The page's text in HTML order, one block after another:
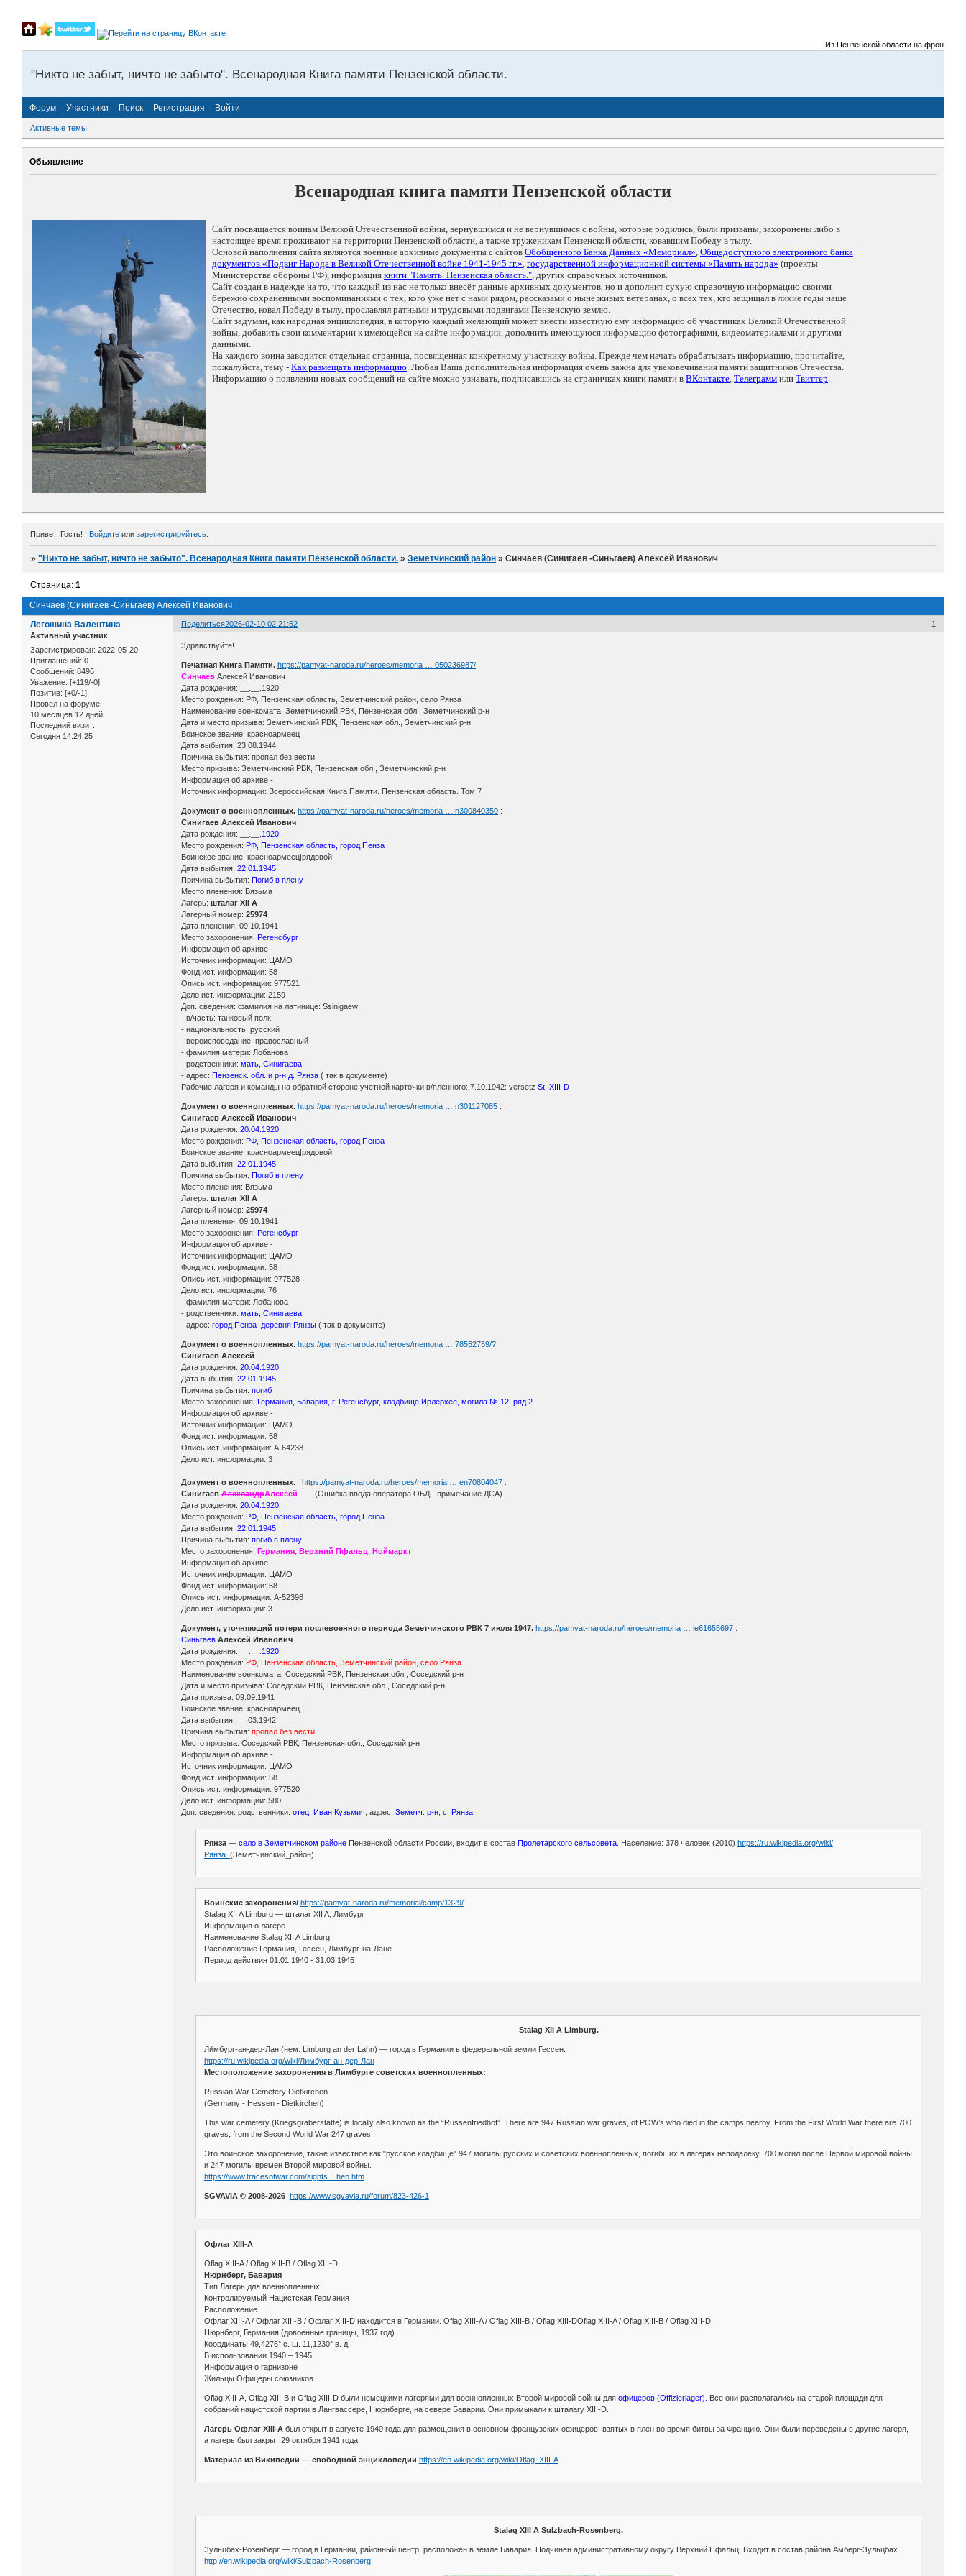
Из Пензенской области на фронты
"Никто не забыт, ничто не забыто". Всенародная Книга памяти Пензенской области.
Форум Участники Поиск Регистрация Войти
Активные темы
Объявление
Всенародная книга памяти Пензенской области
Сайт посвящается воинам Великой Отечественной войны, вернувшимся и не вернувшимся с войны, которые родились, были призваны, захоронены либо в
настоящее время проживают на территории Пензенской области, а также труженикам Пензенской области, ковавшим Победу в тылу.
Основой наполнения сайта являются военные архивные документы с сайтов Обобщенного Банка Данных «Мемориал», Общедоступного электронного банка
документов «Подвиг Народа в Великой Отечественной войне 1941-1945 гг.», государственной информационной системы «Память народа» (проекты
Министерства обороны РФ), информация книги "Память. Пензенская область.", других справочных источников.
Сайт создан в надежде на то, что каждый из нас не только внесёт данные архивных документов, но и дополнит сухую справочную информацию своими
бережно сохраненными воспоминаниями о тех, кого уже нет с нами рядом, рассказами о ныне живых ветеранах, о всех тех, кто защищал в лихие годы наше
Отечество, ковал Победу в тылу, прославлял ратными и трудовыми подвигами Пензенскую землю.
Сайт задуман, как народная энциклопедия, в которую каждый желающий может внести известную ему информацию об участниках Великой Отечественной
войны, добавить свои комментарии к имеющейся на сайте информации, дополнить имеющуюся информацию фотографиями, видеоматериалами и другими
данными.
На каждого воина заводится отдельная страница, посвященная конкретному участнику войны. Прежде чем начать обрабатывать информацию, прочитайте,
пожалуйста, тему - Как размещать информацию. Любая Ваша дополнительная информация очень важна для увековечивания памяти защитников Отечества.
Информацию о появлении новых сообщений на сайте можно узнавать, подписавшись на страничках книги памяти в ВКонтакте, Телеграмм или Твиттер.
Привет, Гость! Войдитеили зарегистрируйтесь.
»"Никто не забыт, ничто не забыто". Всенародная Книга памяти Пензенской области. »Земетчинский район »Синчаев (Синигаев -Синьгаев) Алексей Иванович
Синчаев (Синигаев -Синьгаев) Алексей Иванович
Страница:1
Поделиться 1
2026-02-10 02:21:52
Легошина Валентина
Активный участник
Зарегистрирован: 2022-05-20
Приглашений: 0
Сообщений: 8496
Уважение: [+119/-0]
Позитив: [+0/-1]
Провел на форуме:
10 месяцев 12 дней
Последний визит:
Сегодня 14:24:25
Здравствуйте!
Печатная Книга Памяти. https://pamyat-naroda.ru/heroes/memoria … 050236987/
Синчаев Алексей Иванович
Дата рождения: __.__.1920
Место рождения: РФ, Пензенская область, Земетчинский район, село Рянза
Наименование военкомата: Земетчинский РВК, Пензенская обл., Земетчинский р-н
Дата и место призыва: Земетчинский РВК, Пензенская обл., Земетчинский р-н
Воинское звание: красноармеец
Дата выбытия: 23.08.1944
Причина выбытия: пропал без вести
Место призыва: Земетчинский РВК, Пензенская обл., Земетчинский р-н
Информация об архиве -
Источник информации: Всероссийская Книга Памяти. Пензенская область. Том 7
Документ о военнопленных.https://pamyat-naroda.ru/heroes/memoria … n300840350 :
Синигаев Алексей Иванович
Дата рождения: __.__. 1920
Место рождения: РФ, Пензенская область, город Пенза
Воинское звание: красноармеец|рядовой
Дата выбытия: 22.01.1945
Причина выбытия:Погиб в плену
Место пленения: Вязьма
Лагерь:шталаг XII A
Лагерный номер:25974
Дата пленения: 09.10.1941
Место захоронения: Регенсбург
Информация об архиве -
Источник информации: ЦАМО
Фонд ист. информации: 58
Опись ист. информации: 977521
Дело ист. информации: 2159
Доп. сведения: фамилия на латинице: Ssinigaew
- в/часть: танковый полк
- национальность: русский
- вероисповедание: православный
- фамилия матери: Лобанова
- родственники: мать, Синигаева
- адрес: Пензенск. обл. и р-н д. Рянза ( так в документе)
Рабочие лагеря и команды на обратной стороне учетной карточки в/пленного: 7.10.1942: versetz St. XIII-D
Документ о военнопленных.https://pamyat-naroda.ru/heroes/memoria … n301127085 :
Синигаев Алексей Иванович
Дата рождения: 20.04.1920
Место рождения: РФ, Пензенская область, город Пенза
Воинское звание: красноармеец|рядовой
Дата выбытия:22.01.1945
Причина выбытия:Погиб в плену
Место пленения: Вязьма
Лагерь:шталаг XII A
Лагерный номер: 25974
Дата пленения: 09.10.1941
Место захоронения: Регенсбург
Информация об архиве -
Источник информации: ЦАМО
Фонд ист. информации: 58
Опись ист. информации: 977528
Дело ист. информации: 76
- фамилия матери: Лобанова
- родственники:мать, Синигаева
- адрес:город Пенза деревня Рянзы ( так в документе)
Документ о военнопленных. https://pamyat-naroda.ru/heroes/memoria … 78552759/?
Синигаев Алексей
Дата рождения:20.04.1920
Дата выбытия:22.01.1945
Причина выбытия:погиб
Место захоронения: Германия, Бавария, г. Регенсбург, кладбище Ирлерхее, могила № 12, ряд 2
Информация об архиве -
Источник информации: ЦАМО
Фонд ист. информации: 58
Опись ист. информации: A-64238
Дело ист. информации: 3
Документ о военнопленных. https://pamyat-naroda.ru/heroes/memoria … en70804047 :
Синигаев АлександрАлексей (Ошибка ввода оператора ОБД - примечание ДСА)
Дата рождения:20.04.1920
Место рождения: РФ, Пензенская область, город Пенза
Дата выбытия:22.01.1945
Причина выбытия: погиб в плену
Место захоронения:Германия, Верхний Пфальц, Ноймаркт
Информация об архиве -
Источник информации: ЦАМО
Фонд ист. информации: 58
Опись ист. информации: A-52398
Дело ист. информации: 3
Документ, уточняющий потери послевоенного периода Земетчинского РВК 7 июля 1947. https://pamyat-naroda.ru/heroes/memoria … ie61655697 :
Синьгаев Алексей Иванович
Дата рождения: __.__. 1920
Место рождения: РФ, Пензенская область, Земетчинский район, село Рянза
Наименование военкомата: Соседский РВК, Пензенская обл., Соседский р-н
Дата и место призыва: Соседский РВК, Пензенская обл., Соседский р-н
Дата призыва: 09.09.1941
Воинское звание: красноармеец
Дата выбытия: __.03.1942
Причина выбытия:пропал без вести
Место призыва: Соседский РВК, Пензенская обл., Соседский р-н
Информация об архиве -
Источник информации: ЦАМО
Фонд ист. информации: 58
Опись ист. информации: 977520
Дело ист. информации: 580
Доп. сведения: родственники: отец, Иван Кузьмич , адрес:Земетч. р-н, с. Рянза.
Рянза— село в Земетчинском районеПензенской области России, входит в состав Пролетарского сельсовета. Население: 378 человек (2010) https://ru.wikipedia.org/wiki/
Рянза_ (Земетчинский_район)
Воинские захоронения/ https://pamyat-naroda.ru/memorial/camp/1329/
Stalag XII A Limburg — шталаг XII A, Лимбург
Информация о лагере
Наименование Stalag XII A Limburg
Расположение Германия, Гессен, Лимбург-на-Лане
Период действия 01.01.1940 - 31.03.1945
Stalag XII A Limburg.
Ли́мбург-ан-дер-Лан (нем. Limburg an der Lahn) — город в Германии в федеральной земли Гессен.
https://ru.wikipedia.org/wiki/Лимбург-ан-дер-Лан
Местоположение захоронения в Лимбурге советских военнопленных:
Russian War Cemetery Dietkirchen
(Germany - Hessen - Dietkirchen)
This war cemetery (Kriegsgräberstätte) is locally also known as the “Russenfriedhof”. There are 947 Russian war graves, of POW’s who died in the camps nearby. From the First World War there are 700
graves, from the Second World War 247 graves.
Это воинское захоронение, также известное как "русское кладбище" 947 могилы русских и советских военнопленных, погибших в лагерях неподалеку. 700 могил после Первой мировой войны
и 247 могилы времен Второй мировой войны.
https://www.tracesofwar.com/sights....hen.htm
SGVAVIA © 2008-2026 https://www.sgvavia.ru/forum/823-426-1
Офлаг XIII-A
Oflag XIII-A / Oflag XIII-B / Oflag XIII-D
Нюрнберг, Бавария
Тип Лагерь для военнопленных
Контролируемый Нацистская Германия
Расположение
Офлаг XIII-A / Офлаг XIII-B / Офлаг XIII-D находится в Германии. Oflag XIII-A / Oflag XIII-B / Oflag XIII-DOflag XIII-A / Oflag XIII-B / Oflag XIII-D
Нюрнберг, Германия (довоенные границы, 1937 год)
Координаты 49,4276° с. ш. 11,1230° в. д.
В использовании 1940 – 1945
Информация о гарнизоне
Жильцы Офицеры союзников
Oflag XIII-A, Oflag XIII-B и Oflag XIII-D были немецкими лагерями для военнопленных Второй мировой войны для офицеров (Offizierlager).
Все они располагались на старой площади для
собраний нацистской партии в Лангвассере, Нюрнберге, на севере Баварии. Они примыкали к шталагу XIII-D.
Лагерь Офлаг XIII-A был открыт в августе 1940 года для размещения в основном французских офицеров, взятых в плен во время битвы за Францию. Они были переведены в другие лагеря,
а лагерь был закрыт 29 октября 1941 года.
Материал из Википедии — свободной энциклопедии https://en.wikipedia.org/wiki/Oflag_XIII-A
Stalag XIII A Sulzbach-Rosenberg.
Зульцбах-Розенберг — город в Германии, районный центр, расположен в земле Бавария. Подчинён административному округу Верхний Пфальц. Входит в состав района Амберг-Зульцбах.
http://en.wikipedia.org/wiki/Sulzbach-Rosenberg